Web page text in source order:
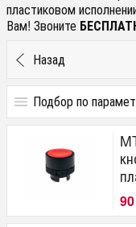
пластиковом
Вам! Звоните
Назад
Подбор по
Цена
от
Производитель
OWEN
90